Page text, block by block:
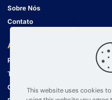
Sobre Nós
Contato
Atendimento ao Cliente
Política de Privacidade
Termos e Condições
Guia de Envio
This website uses cookies